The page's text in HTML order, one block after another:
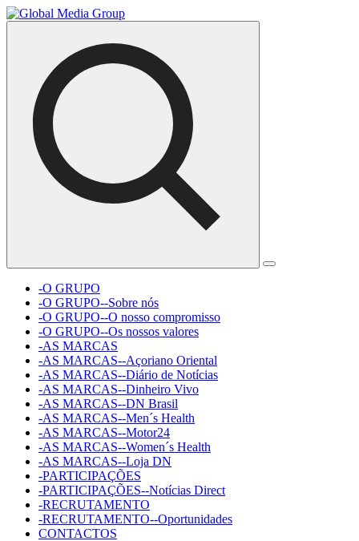
-O GRUPO
-O GRUPO--Sobre nós
-O GRUPO--O nosso compromisso
-O GRUPO--Os nossos valores
-AS MARCAS
-AS MARCAS--Açoriano Oriental
-AS MARCAS--Diário de Notícias
-AS MARCAS--Dinheiro Vivo
-AS MARCAS--DN Brasil
-AS MARCAS--Men´s Health
-AS MARCAS--Motor24
-AS MARCAS--Women´s Health
-AS MARCAS--Loja DN
-PARTICIPAÇÕES
-PARTICIPAÇÕES--Notícias Direct
-RECRUTAMENTO
-RECRUTAMENTO--Oportunidades
CONTACTOS